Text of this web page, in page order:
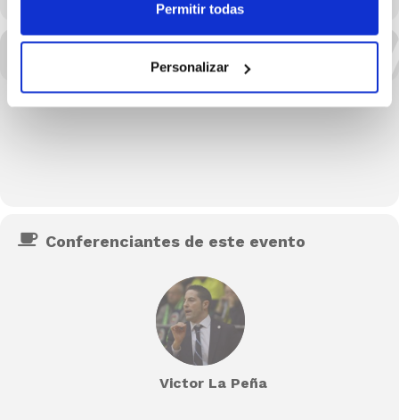
Permitir todas
Personalizar
Conferenciantes de este evento
Victor La Peña